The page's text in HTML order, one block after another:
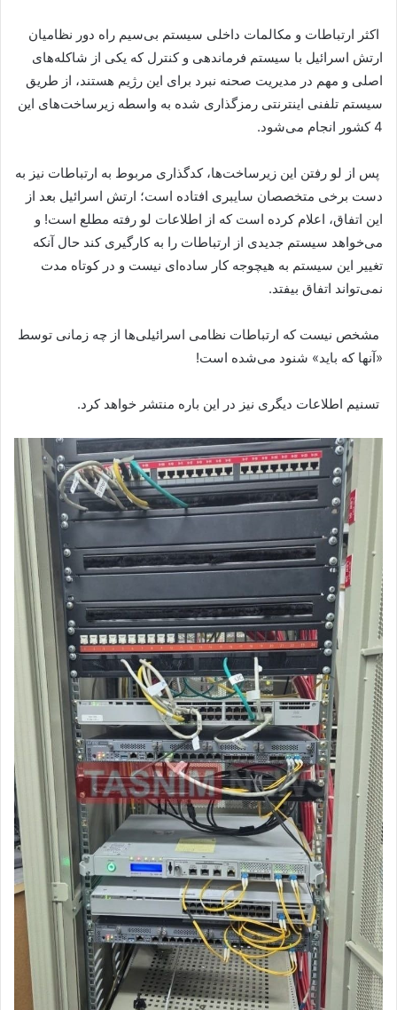
اکثر ارتباطات و مکالمات داخلی سیستم بی‌سیم راه دور نظامیان
ارتش اسرائیل با سیستم فرماندهی و کنترل که یکی از شاکله‌های
اصلی و مهم در مدیریت صحنه نبرد برای این رژیم هستند، از طریق
سیستم تلفنی اینترنتی رمزگذاری شده به واسطه زیرساخت‌های این
4 کشور انجام می‌شود.
پس از لو رفتن این زیرساخت‌ها، کدگذاری مربوط به ارتباطات نیز به
دست برخی متخصصان سایبری افتاده است؛ ارتش اسرائیل بعد از
این اتفاق، اعلام کرده است که از اطلاعات لو رفته مطلع است! و
می‌خواهد سیستم جدیدی از ارتباطات را به کارگیری کند حال آنکه
تغییر این سیستم به هیچوجه کار ساده‌ای نیست و در کوتاه مدت
نمی‌تواند اتفاق بیفتد.
مشخص نیست که ارتباطات نظامی اسرائیلی‌ها از چه زمانی توسط
«آنها که باید» شنود می‌شده است!
تسنیم اطلاعات دیگری نیز در این باره منتشر خواهد کرد.